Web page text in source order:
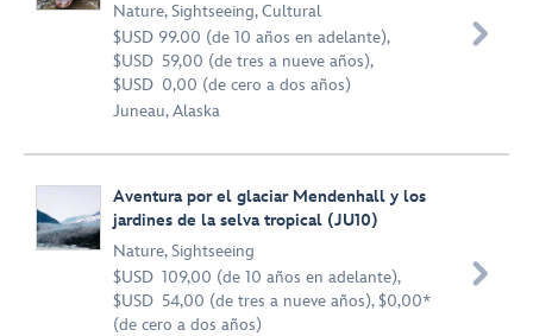
Nature,Sightseeing,Cultural
$USD 99.00 (de 10 años en adelante),
$USD 59,00 (de tres a nueve años),
$USD 0,00 (de cero a dos años)
Juneau, Alaska

Aventura por el glaciar Mendenhall y los
jardines de la selva tropical (JU10)
Nature,Sightseeing
$USD 109,00 (de 10 años en adelante),
$USD 54,00 (de tres a nueve años), $0,00*
(de cero a dos años)
